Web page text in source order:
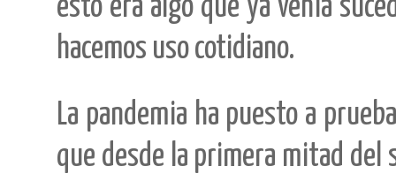
esto era algo que ya venía
hacemos uso cotidiano.
La pandemia ha puesto a
que desde la primera mitad del